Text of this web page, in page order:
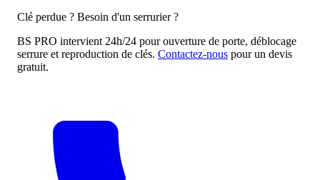
Clé perdue ? Besoin d'un serrurier ?
BS PRO intervient 24h/24 pour ouverture de porte, déblocage
serrure et reproduction de clés. Contactez-nous pour un devis
gratuit.